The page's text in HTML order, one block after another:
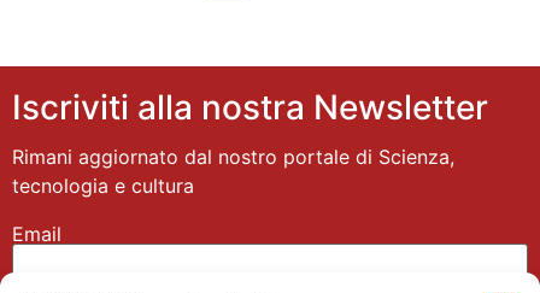
Iscriviti alla nostra Newsletter
Rimani aggiornato dal nostro portale di Scienza,
tecnologia e cultura
Email